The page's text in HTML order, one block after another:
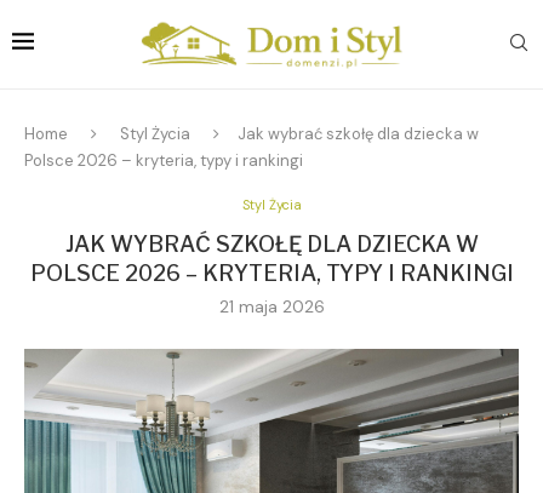
Home Styl Życia
Jak wybrać szkołę dla dziecka w
Polsce 2026 – kryteria, typy i rankingi
Styl Życia
JAK WYBRAĆ SZKOŁĘ DLA DZIECKA W
POLSCE 2026 – KRYTERIA, TYPY I RANKINGI
21 maja 2026